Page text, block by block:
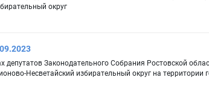
округ
депутатов Законодательного Собрания Ростовской
Несветайский избирательный округ на территории